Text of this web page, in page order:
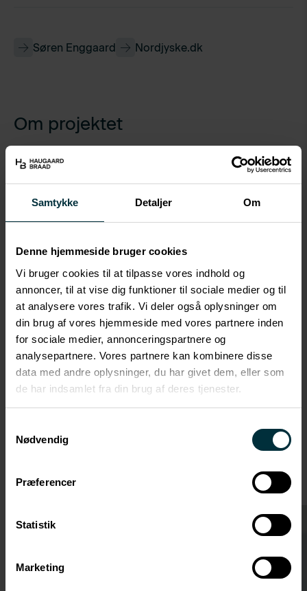
Samtykke Detaljer Om
Denne hjemmeside bruger cookies
Vi bruger cookies til at tilpasse vores indhold og
annoncer, til at vise dig funktioner til sociale medier og til
at analysere vores trafik. Vi deler også oplysninger om
din brug af vores hjemmeside med vores partnere inden
for sociale medier, annonceringspartnere og
analysepartnere. Vores partnere kan kombinere disse
data med andre oplysninger, du har givet dem, eller som
de har indsamlet fra din brug af deres tjenester.
Nødvendig
Præferencer
Statistik
Marketing
Om projektet
Klienttype
Branche
Fast ejendom / Byudvikling
Ydelser
Strategisk juridisk rådgivning
Kontraktudarbejdelse
Salgsforberedelse
Transaktionsgennemførelse
Juridiske områder
Ejendomstransaktioner
Fast ejendom
Kontraktret
Søren Enggaard Nordjyske.dk
Vil du vide mere?